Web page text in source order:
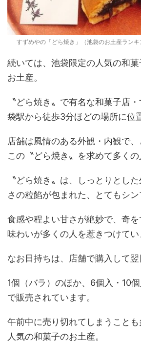
すずめやの「どら焼き」（池袋のお土産ランキ
続いては、池袋限定の人気の和
お土産。
〝どら焼き〟で有名な和菓子店
袋駅から徒歩3分ほどの場所に位
店舗は風情のある外観・内観で、
この〝どら焼き〟を求めて多くの
〝どら焼き〟は、しっとりとし
さの粒餡が包まれた、とてもシン
食感や程よい甘さが絶妙で、奇
味わいが多くの人を惹きつけてい
なお日持ちは、店舗で購入して翌
1個（バラ）のほか、6個入・10
で販売されています。
午前中に売り切れてしまうこと
人気の和菓子のお土産。